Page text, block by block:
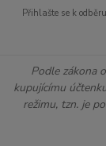
Přihlašte se k
Podle zákona
kupujícímu
režimu, tzn. je